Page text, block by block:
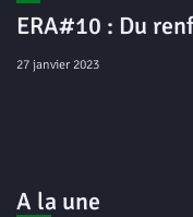
ERA#10 : Du
27 janvier 2023
A la une